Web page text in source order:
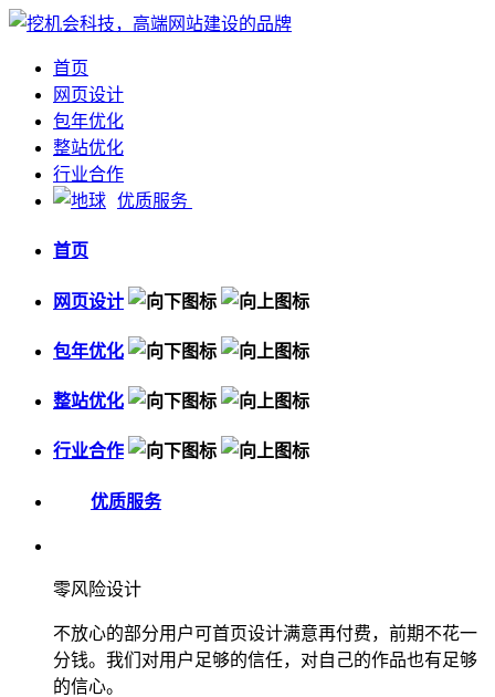
首页
网页设计
包年优化
整站优化
行业合作
优质服务
首页
网页设计
包年优化
整站优化
行业合作
优质服务
零风险设计
不放心的部分用户可首页设计满意再付费，前期不花一
分钱。我们对用户足够的信任，对自己的作品也有足够
的信心。